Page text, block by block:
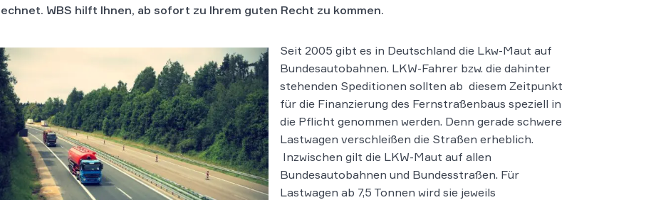
WBS hilft Ihnen, ab sofort zu Ihrem guten Recht zu kommen.
Seit 2005 gibt es in Deutschland die Lkw-Maut auf
Bundesautobahnen. LKW-Fahrer bzw. die dahinter
stehenden Speditionen sollten ab diesem Zeitpunkt
für die Finanzierung des Fernstraßenbaus speziell in
die Pflicht genommen werden. Denn gerade schwere
Lastwagen verschleißen die Straßen erheblich.
Inzwischen gilt die LKW-Maut auf allen
Bundesautobahnen und Bundesstraßen. Für
Lastwagen ab 7,5 Tonnen wird sie jeweils